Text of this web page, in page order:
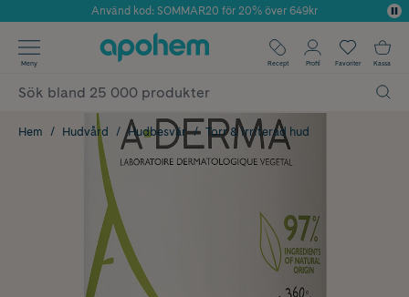
Årets Butik 2025 inom Skönhet
Använd kod: SOMMAR20 för 20% över 649kr
✓ Fri frakt
✓ Poäng på alla köp*
Meny Recept Profil Favoriter Kassa
Hem Hudvård Hudbesvär Torr & irriterad hud